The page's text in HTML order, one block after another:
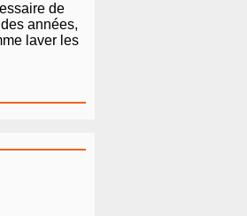
de
années,
laver les